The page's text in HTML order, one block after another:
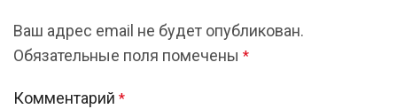
Ваш адрес email не будет опубликован.
Обязательные поля помечены *
Комментарий *